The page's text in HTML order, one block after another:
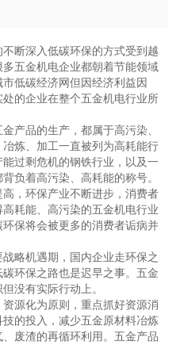
断深入低碳环保的方式受到越
五金机电企业都朝着节能领域
低碳经济网但因经济利益因
的企业在整个五金机电行业所
产品的生产，都属于高污染、
炼、加工一直被列为高耗能行
过剩危机的钢铁行业，以及一
负着高污染、高耗能的称号。
，环保产业不断进步，消费者
耗能、高污染的五金机电行业
保将会被更多的消费者诟病并
略机遇期，国内企业走环保之
环保之路也是迟早之事。五金
没有实际行动上。
源化为原则，重点抓好资源消
的投入，减少五金原材料冶炼
废渣的再循环利用。五金产品